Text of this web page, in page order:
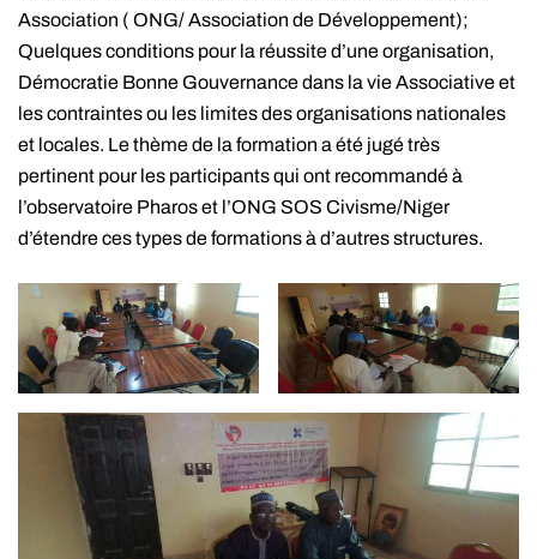
Association ( ONG/ Association de Développement);
Quelques conditions pour la réussite d’une organisation,
Démocratie Bonne Gouvernance dans la vie Associative et
les contraintes ou les limites des organisations nationales
et locales. Le thème de la formation a été jugé très
pertinent pour les participants qui ont recommandé à
l’observatoire Pharos et l’ONG SOS Civisme/Niger
d’étendre ces types de formations à d’autres structures.